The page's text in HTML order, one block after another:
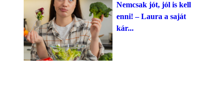
Nemcsak jót, jól is kell
enni! – Laura a saját
kár...